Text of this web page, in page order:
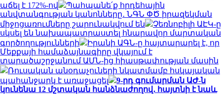
աճել է 172%-ով
Պահպանե՛ք հրդեհային
անվտանգության կանոնները․ ՆԳՆ ՓԾ իրազեկման
միջոցառումները շարունակվում են
Չեռնոբիլի ԱԷԿ-ը
սկսել են նախապատրաստել հնարավոր մարտական
գործողությունների
Իրանի ԱԳՆ-ը հայտարարել է, որ
Մեքքայի համաձայնագիրը վկայում է
տարածաշրջանում ԱՄՆ-ից հիասթափության մասին
Ռուսական անօդաչուների նկատմամբ հսկայական
պահանջարկ է առաջացել
9-րդ գումարման ԱԺ-ն
կունենա 12 մշտական հանձնաժողով․ հայտնի է նաև